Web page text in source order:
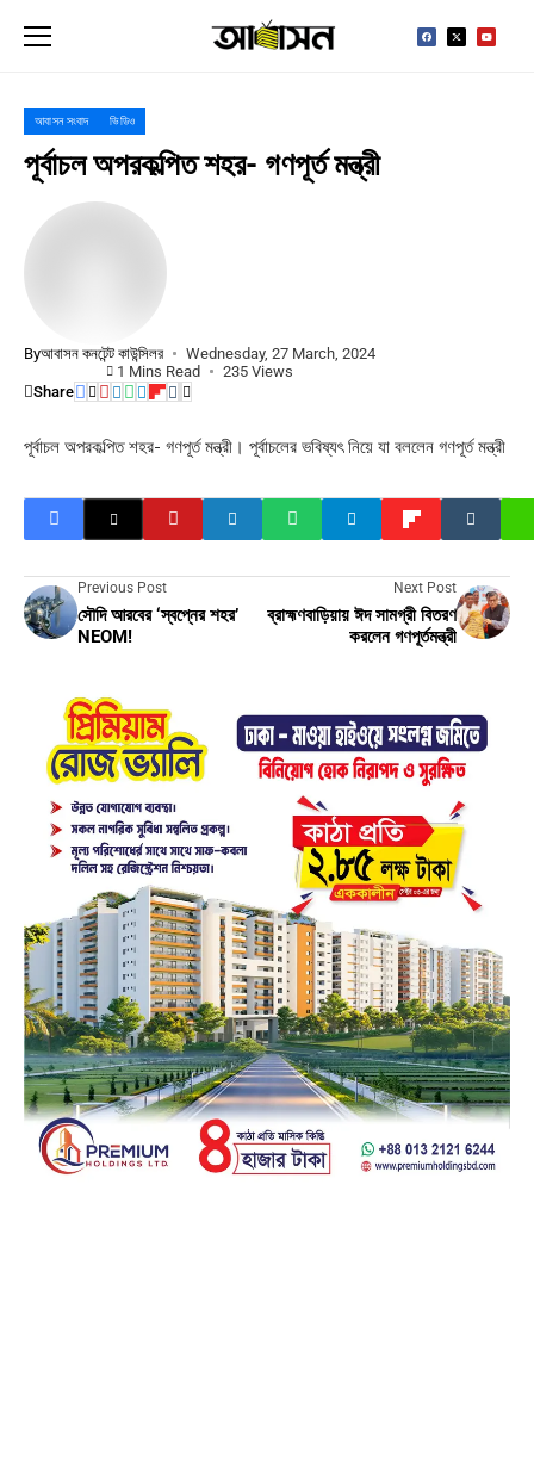
আবাসন সংবাদ ভিডিও
পূর্বাচল অপরকল্পিত শহর- গণপূর্ত মন্ত্রী
Byআবাসন কনটেন্ট কাউন্সিলর
Wednesday, 27 March, 2024
1 Mins Read
235 Views
Share
পূর্বাচল অপরকল্পিত শহর- গণপূর্ত মন্ত্রী। পূর্বাচলের ভবিষ্যৎ নিয়ে যা বললেন গণপূর্ত মন্ত্রী
Previous Post
সৌদি আরবের ‘স্বপ্নের শহর’
NEOM!
Next Post
ব্রাহ্মণবাড়িয়ায় ঈদ সামগ্রী বিতরণ
করলেন গণপূর্তমন্ত্রী